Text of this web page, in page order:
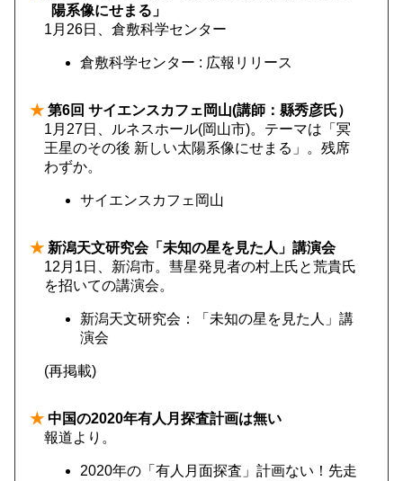
陽系像にせまる」
1月26日、倉敷科学センター
倉敷科学センター : 広報リリース
★ 第6回 サイエンスカフェ岡山(講師：縣秀彦氏）
1月27日、ルネスホール(岡山市)。テーマは「冥
王星のその後 新しい太陽系像にせまる」。残席
わずか。
サイエンスカフェ岡山
★ 新潟天文研究会「未知の星を見た人」講演会
12月1日、新潟市。彗星発見者の村上氏と荒貴氏
を招いての講演会。
新潟天文研究会：「未知の星を見た人」講
演会
(再掲載)
★ 中国の2020年有人月探査計画は無い
報道より。
2020年の「有人月面探査」計画ない！先走